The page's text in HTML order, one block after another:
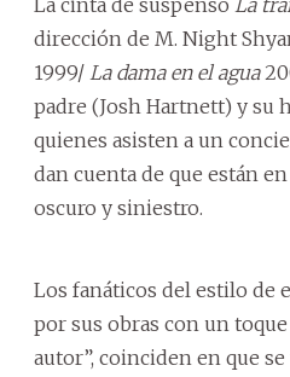
dirección de M. Night
1999/ La dama en el agua
padre (Josh Hartnett) y su
quienes asisten a un
dan cuenta de que están
oscuro y siniestro.
Los fanáticos del estilo de
por sus obras con un
autor”, coinciden en que